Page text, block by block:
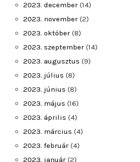
2023. december (14)
2023. november (2)
2023. október (8)
2023. szeptember (14)
2023. augusztus (9)
2023. július (8)
2023. június (8)
2023. május (16)
2023. április (4)
2023. március (4)
2023. február (4)
2023. január (2)